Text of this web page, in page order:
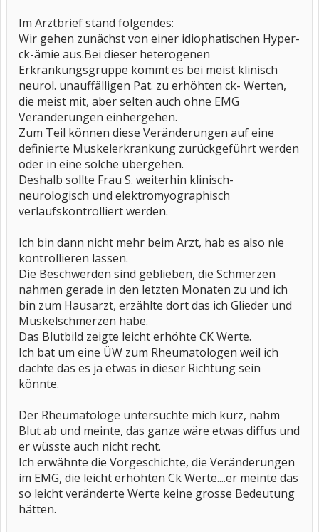
Im Arztbrief stand folgendes:
Wir gehen zunächst von einer idiophatischen Hyper-
ck-ämie aus.Bei dieser heterogenen
Erkrankungsgruppe kommt es bei meist klinisch
neurol. unauffälligen Pat. zu erhöhten ck- Werten,
die meist mit, aber selten auch ohne EMG
Veränderungen einhergehen.
Zum Teil können diese Veränderungen auf eine
definierte Muskelerkrankung zurückgeführt werden
oder in eine solche übergehen.
Deshalb sollte Frau S. weiterhin klinisch-
neurologisch und elektromyographisch
verlaufskontrolliert werden.
Ich bin dann nicht mehr beim Arzt, hab es also nie
kontrollieren lassen.
Die Beschwerden sind geblieben, die Schmerzen
nahmen gerade in den letzten Monaten zu und ich
bin zum Hausarzt, erzählte dort das ich Glieder und
Muskelschmerzen habe.
Das Blutbild zeigte leicht erhöhte CK Werte.
Ich bat um eine ÜW zum Rheumatologen weil ich
dachte das es ja etwas in dieser Richtung sein
könnte.
Der Rheumatologe untersuchte mich kurz, nahm
Blut ab und meinte, das ganze wäre etwas diffus und
er wüsste auch nicht recht.
Ich erwähnte die Vorgeschichte, die Veränderungen
im EMG, die leicht erhöhten Ck Werte....er meinte das
so leicht veränderte Werte keine grosse Bedeutung
hätten.